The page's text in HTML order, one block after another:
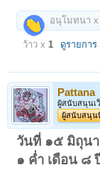
อนุโมทนา x
ว้าว x 1 ดูรายการ
Pattana
ผู้สนับสนุนเ
ผู้สนับสนุน
วันที่ ๑๕ มิถุน
๑ ค่ำ เดือน ๘